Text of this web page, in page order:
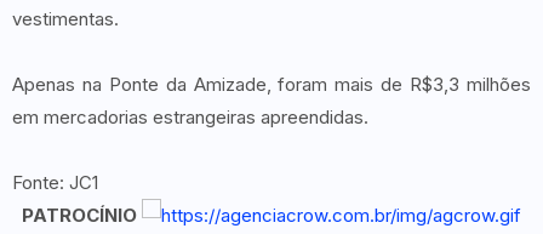
vestimentas.
Apenas na Ponte da Amizade, foram mais de R$3,3 milhões
em mercadorias estrangeiras apreendidas.
Fonte: JC1
PATROCÍNIO